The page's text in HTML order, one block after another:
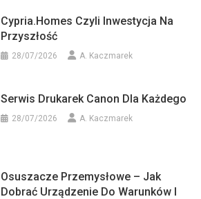
Cypria.homes Czyli Inwestycja Na
Przyszłość
28/07/2026 A. Kaczmarek
Serwis Drukarek Canon Dla Każdego
28/07/2026 A. Kaczmarek
Osuszacze Przemysłowe – Jak
Dobrać Urządzenie Do Warunków I